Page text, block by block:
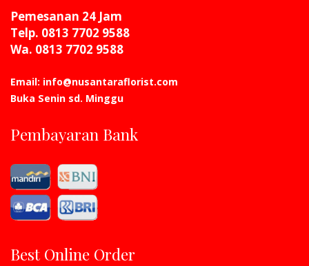
Pemesanan 24 Jam
Telp. 0813 7702 9588
Wa. 0813 7702 9588
Email: info@nusantaraflorist.com
Buka Senin sd. Minggu
Pembayaran Bank
Best Online Order